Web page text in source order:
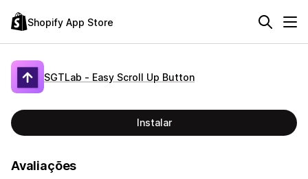
Shopify App Store
SGTLab ‑ Easy Scroll Up Button
Instalar
Avaliações